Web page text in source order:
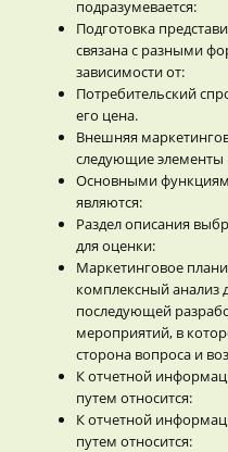
подразумевается:
Подготовка
связана с разными
зависимости от:
Потребительский
его цена.
Внешняя
следующие элементы
Основными
являются:
Раздел описания
для оценки:
Маркетинговое
комплексный анализ
последующей
мероприятий, в
сторона вопроса и
К отчетной
путем относится:
К отчетной
путем относится: